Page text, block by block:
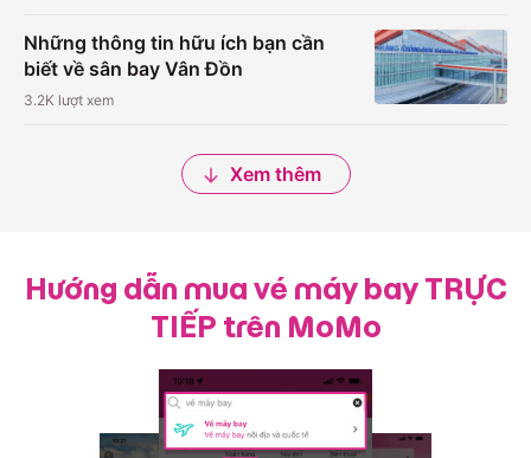
Những thông tin hữu ích bạn cần
biết về sân bay Vân Đồn
3.2K lượt xem
Xem thêm
Hướng dẫn mua vé máy bay TRỰC
TIẾP trên MoMo